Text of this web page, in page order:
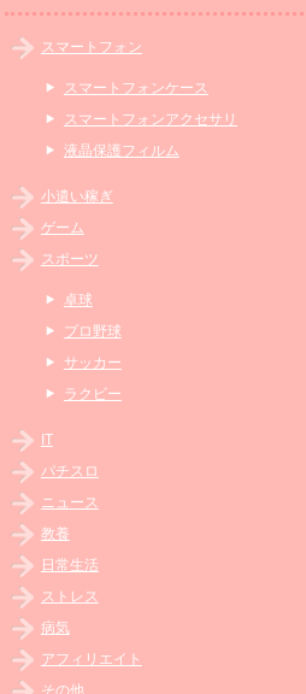
スマートフォン
スマートフォンケース
スマートフォンアクセサリ
液晶保護フィルム
小遣い稼ぎ
ゲーム
スポーツ
卓球
プロ野球
サッカー
ラクビー
IT
パチスロ
ニュース
教養
日常生活
ストレス
病気
アフィリエイト
その他